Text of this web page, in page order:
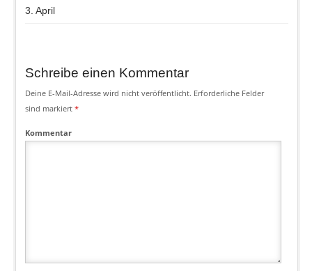
3. April
Schreibe einen Kommentar
Deine E-Mail-Adresse wird nicht veröffentlicht. Erforderliche Felder
sind markiert *
Kommentar